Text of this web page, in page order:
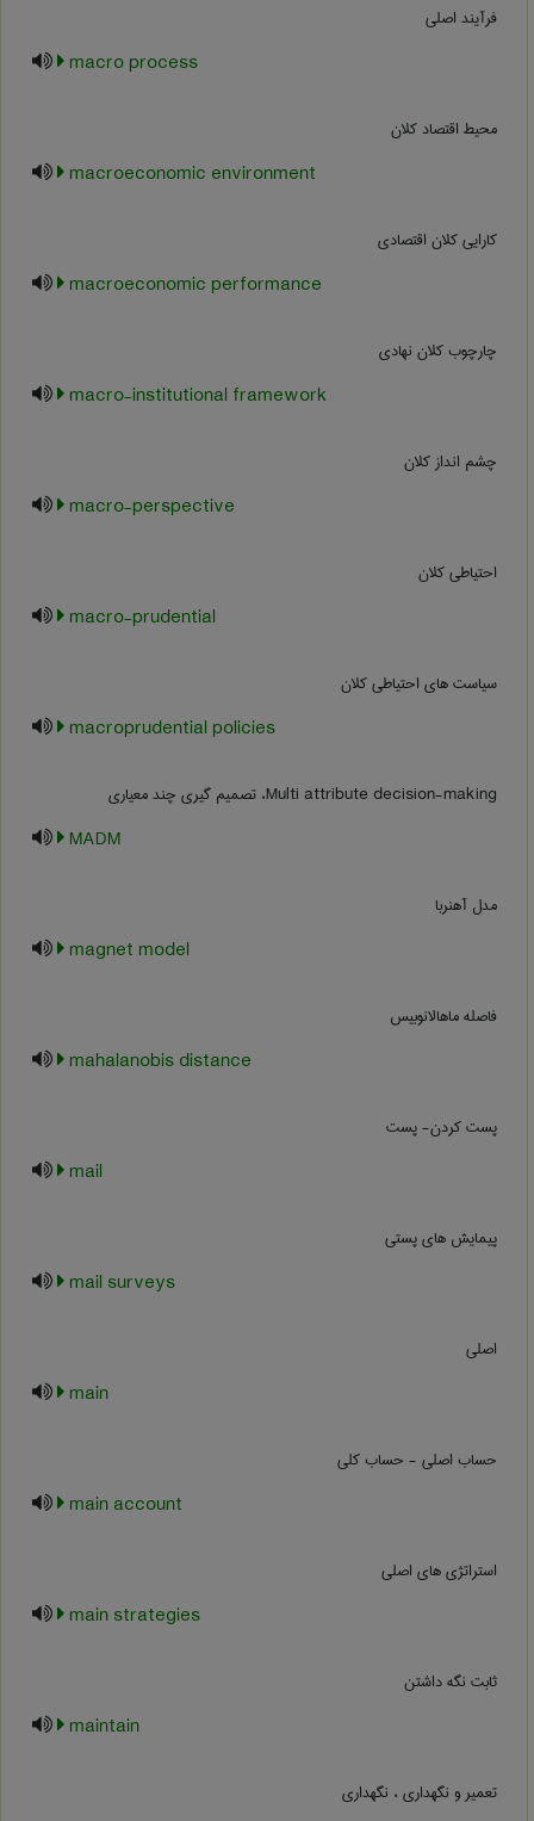
فرآیند اصلی
macro process
محیط اقتصاد کلان
macroeconomic environment
کارایی کلان اقتصادی
macroeconomic performance
چارچوب کلان نهادی
macro-institutional framework
چشم انداز کلان
macro-perspective
احتیاطی کلان
macro-prudential
سیاست های احتیاطی کلان
macroprudential policies
Multi attribute decision-making، تصمیم گیری چند معیاری
MADM
مدل آهنربا
magnet model
فاصله ماهالانوبیس
mahalanobis distance
پست کردن- پست
mail
پیمایش های پستی
mail surveys
اصلی
main
حساب اصلی - حساب کلی
main account
استراتژی های اصلی
main strategies
ثابت نگه داشتن
maintain
تعمیر و نگهداری ، ‫ﻧﮕﻬﺪاری‬